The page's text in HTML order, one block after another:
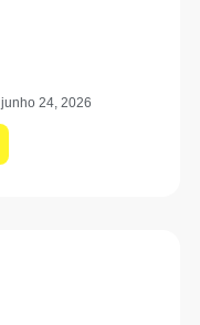
junho 24, 2026